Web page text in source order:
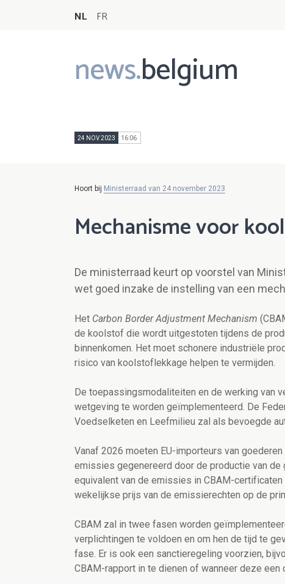
NL FR
news.belgium
Main
navigation
24 NOV 2023 16:06
Hoort bij Ministerraad van 24 november 2023
Mechanisme voor
De ministerraad keurt op voorstel van
wet goed inzake de instelling van een
Het Carbon Border Adjustment Mechanism
de koolstof die wordt uitgestoten tijdens de
binnenkomen. Het moet schonere industriële
risico van koolstoflekkage helpen te vermijden.
De toepassingsmodaliteiten en de werking van
wetgeving te worden geïmplementeerd. De
Voedselketen en Leefmilieu zal als bevoegde
Vanaf 2026 moeten EU-importeurs van
emissies gegenereerd door de productie van de
equivalent van de emissies in CBAM-
wekelijkse prijs van de emissierechten op de
CBAM zal in twee fasen worden
verplichtingen te voldoen en om hen de tijd te
fase. Er is ook een sanctieregeling voorzien,
CBAM-rapport in te dienen of wanneer deze